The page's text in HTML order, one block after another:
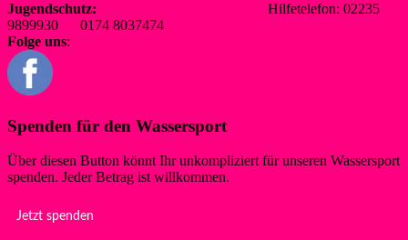
Jugendschutz:
Hilfetelefon: 02235
9899930 0174 8037474
Folge uns:
Spenden für den Wassersport
Über diesen Button könnt Ihr unkompliziert für unseren Wassersport
spenden. Jeder Betrag ist willkommen.
Jetzt spenden